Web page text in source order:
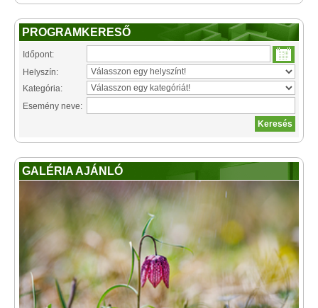
PROGRAMKERESŐ
Időpont:
Helyszín:
Kategória:
Esemény neve:
GALÉRIA AJÁNLÓ